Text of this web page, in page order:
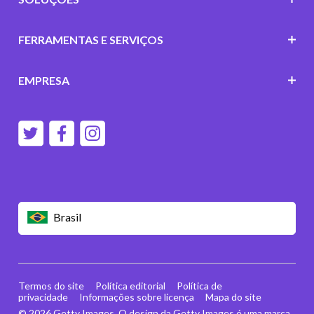
Brasil
FERRAMENTAS E SERVIÇOS
EMPRESA
Termos do site Política editorial
Política de
privacidade
Informações sobre licença Mapa do site